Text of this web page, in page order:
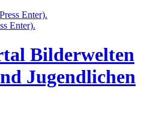
Enter).
Enter).
Bilderwelten
Jugendlichen